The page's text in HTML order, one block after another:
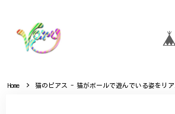
Home 猫のピアス - 猫がボールで遊んでいる姿をリア